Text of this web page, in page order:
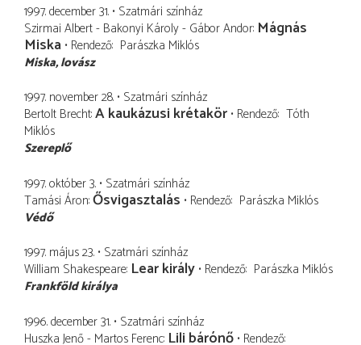
1997. december 31. Szatmári színház
Szirmai Albert - Bakonyi Károly - Gábor Andor Mágnás
Miska Rendező Parászka Miklós
Miska lovász
1997. november 28. Szatmári színház
Bertolt Brecht A kaukázusi krétakör Rendező Tóth
Miklós
Szereplő
1997. október 3. Szatmári színház
Tamási Áron Ősvigasztalás Rendező Parászka Miklós
Védő
1997. május 23. Szatmári színház
William Shakespeare Lear király Rendező Parászka Miklós
Frankföld királya
1996. december 31. Szatmári színház
Huszka Jenő - Martos Ferenc Lili bárónő Rendező